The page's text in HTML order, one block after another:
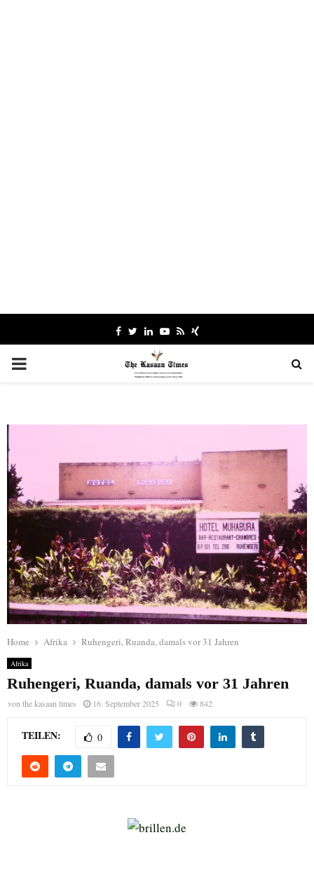
Facebook
TwitterLinkedinYoutube
RssXing
PRIMARY
Home Afrika Ruhengeri, Ruanda, damals vor 31 Jahren
Afrika
Ruhengeri, Ruanda, damals vor 31 Jahren
vonthe kasaan times 16. September 2025 0 842
TEILEN: 0